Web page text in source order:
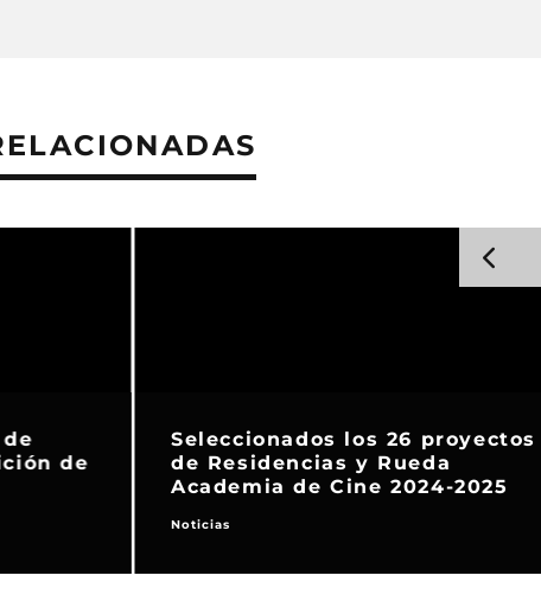
de
Seleccionados los 26 proyectos
de Residencias y Rueda
Academia de Cine 2024-2025
Noticias